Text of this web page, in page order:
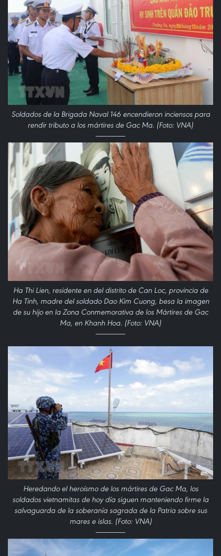
Soldados de la Brigada Naval 146 encendieron inciensos para
rendir tributo a los mártires de Gac Ma. (Foto: VNA)
Ha Thi Lien, residente en del distrito de Can Loc, provincia de
Ha Tinh, madre del soldado Dao Kim Cuong, besa la imagen
de su hijo en la Zona Conmemorativa de los Mártires de Gac
Ma, en Khanh Hoa. (Foto: VNA)
Heredando el heroísmo de los mártires de Gac Ma, los
soldados vietnamitas de hoy día siguen manteniendo firme la
salvaguarda de la soberanía sagrada de la Patria sobre sus
mares e islas. (Foto: VNA)